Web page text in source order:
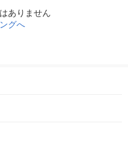
ありません
グへ